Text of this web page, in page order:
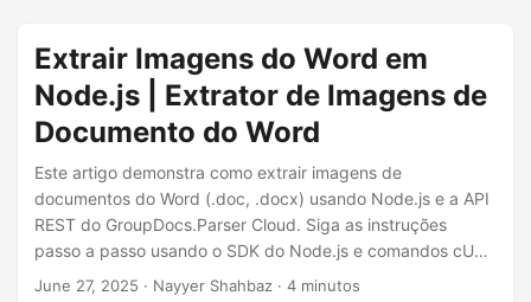
n
Extrair Imagens do Word em
Node.js | Extrator de Imagens de
Documento do Word
Este artigo demonstra como extrair imagens de
documentos do Word (.doc, .docx) usando Node.js e a API
REST do GroupDocs.Parser Cloud. Siga as instruções
passo a passo usando o SDK do Node.js e comandos cURL
para automatizar o processo de extração de imagens.
June 27, 2025 · Nayyer Shahbaz · 4 minutos